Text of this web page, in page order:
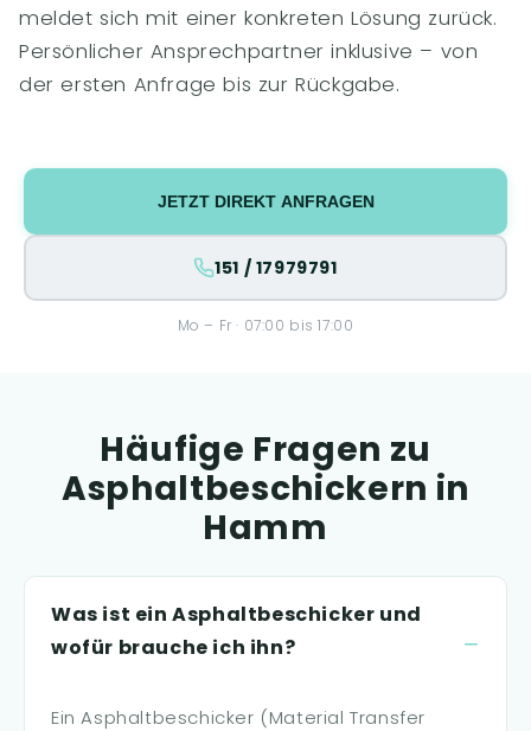
meldet sich mit einer konkreten Lösung zurück.
Persönlicher Ansprechpartner inklusive – von
der ersten Anfrage bis zur Rückgabe.
JETZT DIREKT ANFRAGEN
151 / 17979791
Mo – Fr · 07:00 bis 17:00
Häufige Fragen zu
Asphaltbeschickern in
Hamm
Was ist ein Asphaltbeschicker und
wofür brauche ich ihn?
Ein Asphaltbeschicker (Material Transfer